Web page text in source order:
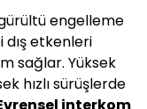
engelleme
dış etkenleri
sağlar. Yüksek
hızlı sürüşlerde